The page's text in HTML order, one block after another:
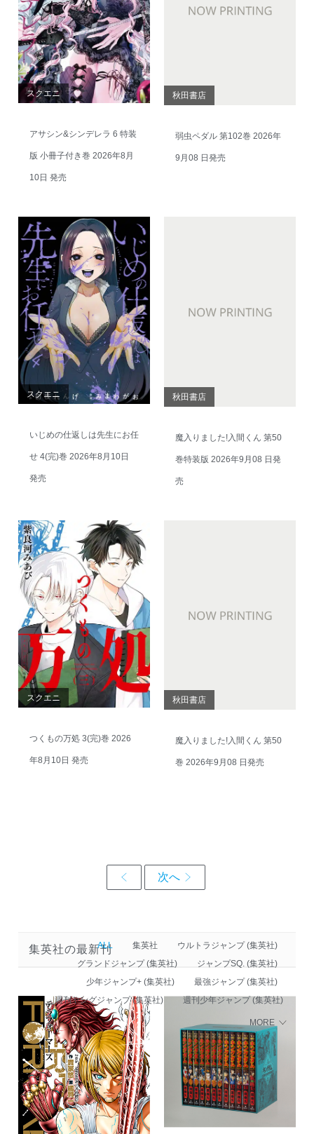
スクエニ
アサシン&シンデレラ 6 特装
版 小冊子付き巻 2026年8月
10日 発売
秋田書店
弱虫ペダル 第102巻 2026年
9月08 日発売
スクエニ
いじめの仕返しは先生にお任
せ 4(完)巻 2026年8月10日
発売
秋田書店
魔入りました!入間くん 第50
巻特装版 2026年9月08 日発
売
スクエニ
つくもの万処 3(完)巻 2026
年8月10日 発売
秋田書店
魔入りました!入間くん 第50
巻 2026年9月08 日発売
集英社の最新刊
ALL 集英社
ウルトラジャンプ (集英社)
グランドジャンプ (集英社)
ジャンプSQ. (集英社)
少年ジャンプ+ (集英社)
最強ジャンプ (集英社)
週刊ヤングジャンプ (集英社)
週刊少年ジャンプ (集英社)
MORE